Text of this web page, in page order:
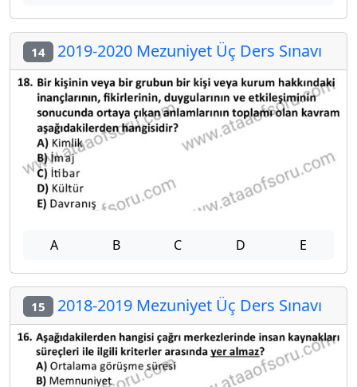
14 2019-2020 Mezuniyet Üç Ders Sınavı
A B C D E
15 2018-2019 Mezuniyet Üç Ders Sınavı